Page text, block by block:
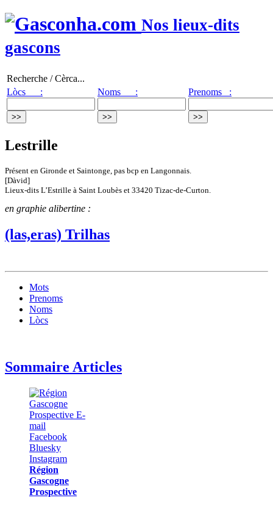
Nos lieux-dits
gascons
Recherche / Cèrca...
Lòcs :
Noms : Prenoms :
Lestrille
Présent en Gironde et Saintonge, pas bcp en Langonnais.
[Dàvid]
Lieux-dits L’Estrille à Saint Loubès et 33420 Tizac-de-Curton.
en graphie alibertine :
(las,eras) Trilhas
Mots
Prenoms
Noms
Lòcs
Sommaire Articles
Région
Gascogne
Prospective